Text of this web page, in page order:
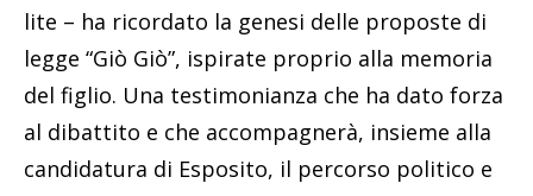
lite – ha ricordato la genesi delle proposte di
legge “Giò Giò”, ispirate proprio alla memoria
del figlio. Una testimonianza che ha dato forza
al dibattito e che accompagnerà, insieme alla
candidatura di Esposito, il percorso politico e